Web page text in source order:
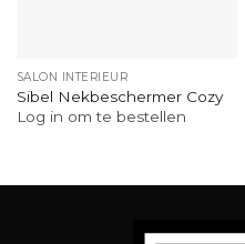
SALON INTERIEUR
Sibel Nekbeschermer Cozy
Log in om te bestellen